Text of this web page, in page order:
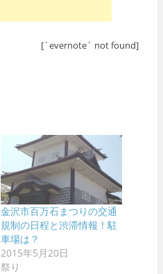
[`evernote` not found]
金沢市百万石まつりの交通
規制の日程と渋滞情報！駐
車場は？
2015年5月20日
祭り